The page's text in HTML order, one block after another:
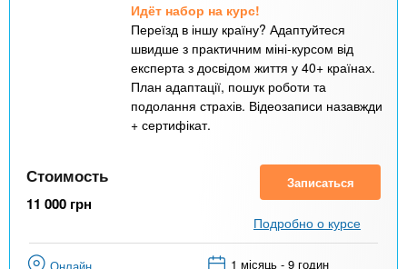
Идёт набор на курс!
Переїзд в іншу країну? Адаптуйтеся
швидше з практичним міні-курсом від
експерта з досвідом життя у 40+ країнах.
План адаптації, пошук роботи та
подолання страхів. Відеозаписи назавжди
+ сертифікат.
Стоимость
11 000 грн
Записаться
Подробно о курсе
1 місяць - 9 годин